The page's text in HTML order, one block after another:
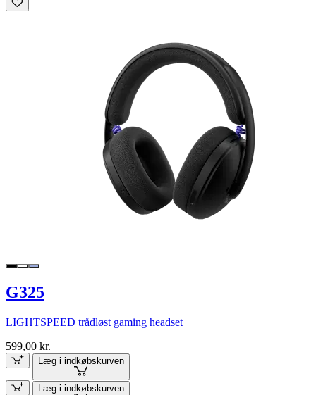
G325
LIGHTSPEED trådløst gaming headset
599,00 kr.
Læg i indkøbskurven
Læg i indkøbskurven